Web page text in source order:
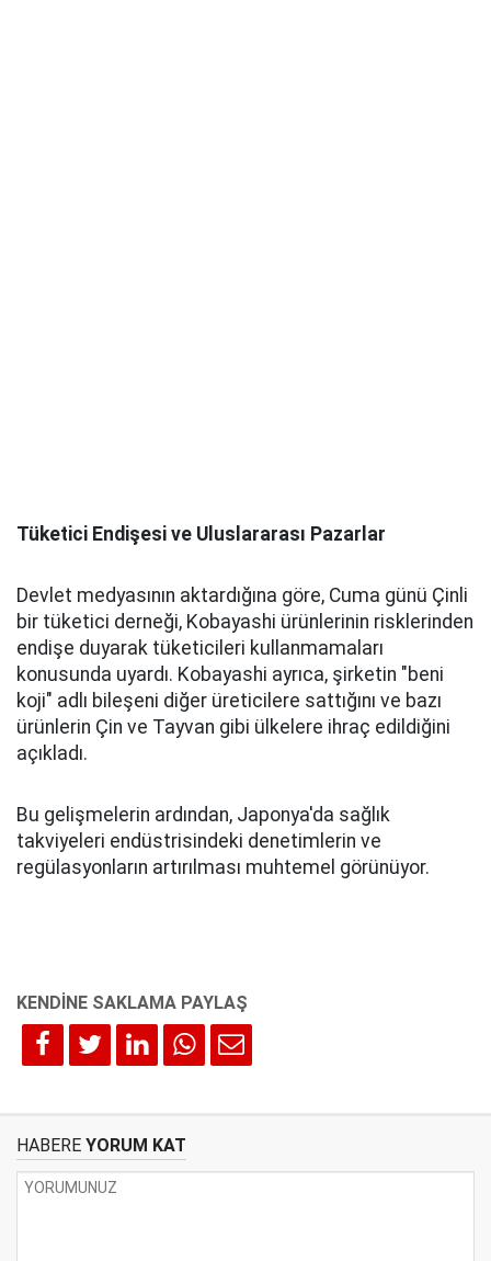
Tüketici Endişesi ve Uluslararası Pazarlar
Devlet medyasının aktardığına göre, Cuma günü Çinli
bir tüketici derneği, Kobayashi ürünlerinin risklerinden
endişe duyarak tüketicileri kullanmamaları
konusunda uyardı. Kobayashi ayrıca, şirketin "beni
koji" adlı bileşeni diğer üreticilere sattığını ve bazı
ürünlerin Çin ve Tayvan gibi ülkelere ihraç edildiğini
açıkladı.
Bu gelişmelerin ardından, Japonya'da sağlık
takviyeleri endüstrisindeki denetimlerin ve
regülasyonların artırılması muhtemel görünüyor.
HABERE YORUM KAT